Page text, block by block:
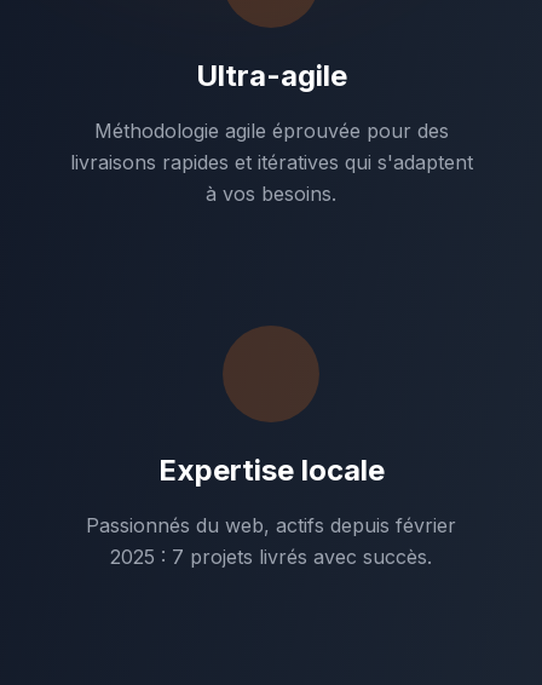
Ultra-agile
Méthodologie agile éprouvée pour des
livraisons rapides et itératives qui s'adaptent
à vos besoins.
Expertise locale
Passionnés du web, actifs depuis février
2025 : 7 projets livrés avec succès.